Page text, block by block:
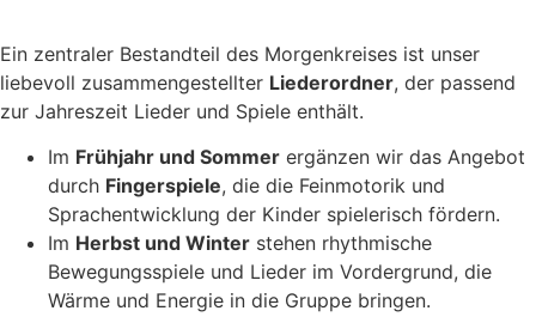
Ein zentraler Bestandteil des Morgenkreises ist unser
liebevoll zusammengestellter Liederordner, der passend
zur Jahreszeit Lieder und Spiele enthält.
Im Frühjahr und Sommer ergänzen wir das Angebot
durch Fingerspiele, die die Feinmotorik und
Sprachentwicklung der Kinder spielerisch fördern.
Im Herbst und Winter stehen rhythmische
Bewegungsspiele und Lieder im Vordergrund, die
Wärme und Energie in die Gruppe bringen.